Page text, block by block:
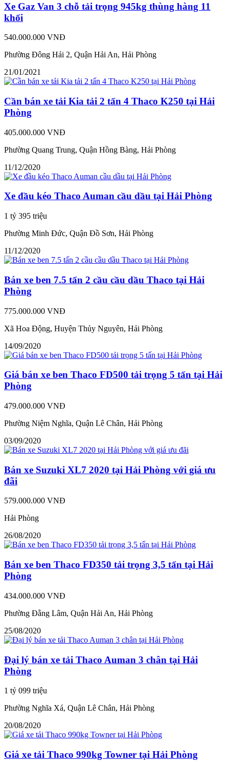
Xe Gaz Van 3 chỗ tải trọng 945kg thùng hàng 11
khối
540.000.000 VNĐ
Phường Đông Hải 2, Quận Hải An, Hải Phòng
21/01/2021
Cần bán xe tải Kia tải 2 tấn 4 Thaco K250 tại Hải
Phòng
405.000.000 VNĐ
Phường Quang Trung, Quận Hồng Bàng, Hải Phòng
11/12/2020
Xe đầu kéo Thaco Auman cầu dầu tại Hải Phòng
1 tỷ 395 triệu
Phường Minh Đức, Quận Đồ Sơn, Hải Phòng
11/12/2020
Bán xe ben 7.5 tấn 2 cầu cầu dầu Thaco tại Hải
Phòng
775.000.000 VNĐ
Xã Hoa Động, Huyện Thủy Nguyên, Hải Phòng
14/09/2020
Giá bán xe ben Thaco FD500 tải trọng 5 tấn tại Hải
Phòng
479.000.000 VNĐ
Phường Niệm Nghĩa, Quận Lê Chân, Hải Phòng
03/09/2020
Bán xe Suzuki XL7 2020 tại Hải Phòng với giá ưu
đãi
579.000.000 VNĐ
Hải Phòng
26/08/2020
Bán xe ben Thaco FD350 tải trọng 3,5 tấn tại Hải
Phòng
434.000.000 VNĐ
Phường Đằng Lâm, Quận Hải An, Hải Phòng
25/08/2020
Đại lý bán xe tải Thaco Auman 3 chân tại Hải
Phòng
1 tỷ 099 triệu
Phường Nghĩa Xá, Quận Lê Chân, Hải Phòng
20/08/2020
Giá xe tải Thaco 990kg Towner tại Hải Phòng